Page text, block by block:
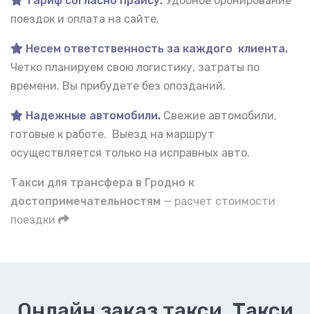
поездок и оплата на сайте.
Несем ответственность за каждого клиента.
Четко планируем свою логистику, затраты по
времени. Вы прибудете без опозданий.
Надежные автомобили. Свежие автомобили,
готовые к работе. Выезд на маршрут
осуществляется только на исправных авто.
Такси для трансфера в Гродно к
достопримечательностям — расчет стоимости
поездки